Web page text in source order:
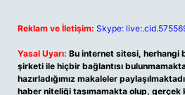
Reklam ve İletişim: Skype:
Yasal Uyarı: Bu internet sitesi, herhangi
şirketi ile hiçbir bağlantısı
hazırladığımız makaleler
haber niteliği taşımamakta olup, gerçek